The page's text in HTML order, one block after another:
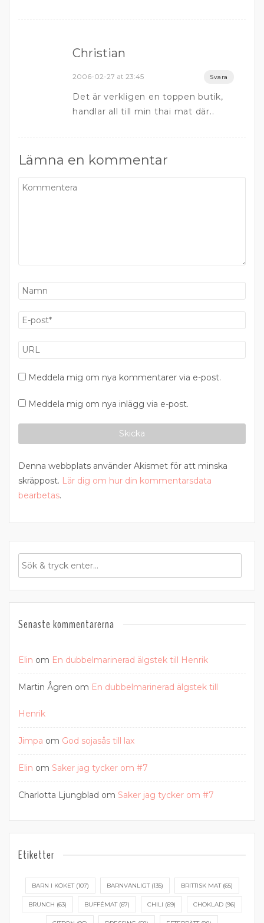
Christian
2006-02-27 at 23:45 Svara
Det är verkligen en toppen butik,
handlar all till min thai mat där..
Lämna en kommentar
Meddela mig om nya kommentarer via e-post.
Meddela mig om nya inlägg via e-post.
Denna webbplats använder Akismet för att minska
skräppost. Lär dig om hur din kommentarsdata
bearbetas.
Senaste kommentarerna
Elin om En dubbelmarinerad älgstek till Henrik
Martin Ågren om En dubbelmarinerad älgstek till
Henrik
Jimpa om God sojasås till lax
Elin om Saker jag tycker om #7
Charlotta Ljungblad om Saker jag tycker om #7
Etiketter
BARN I KÖKET(107) BARNVÄNLIGT(135) BRITTISK MAT(65)
BRUNCH (63) BUFFÉMAT(67) CHILI (69) CHOKLAD (96)